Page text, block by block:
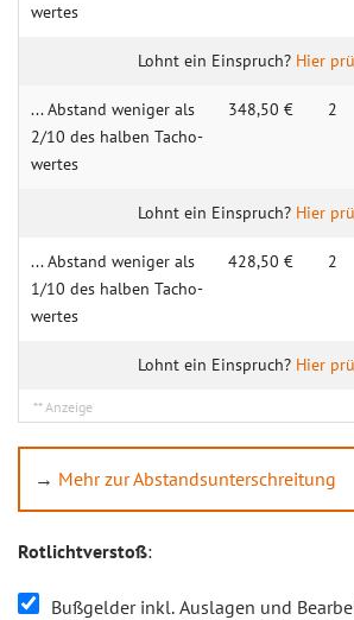
wertes
Hier
... Abstand weniger als
2/10 des halben Tacho­
wertes
348,50 € 2
Hier
... Abstand weniger als
1/10 des halben Tacho­
wertes
428,50 € 2
Hier
→ Mehr zur Abstandsunterschreitung
Rotlichtverstoß:
Bußgelder inkl. Auslagen und